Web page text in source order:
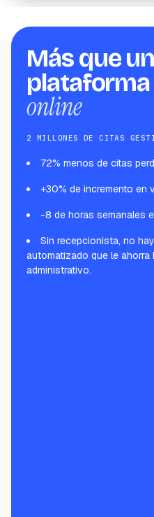
Más que
online
2 MILLONES DE CITAS
72% menos de citas
+30% de incremento en
-8 de horas semanales
Sin recepcionista, no
automatizado que le ahorra
administrativo.